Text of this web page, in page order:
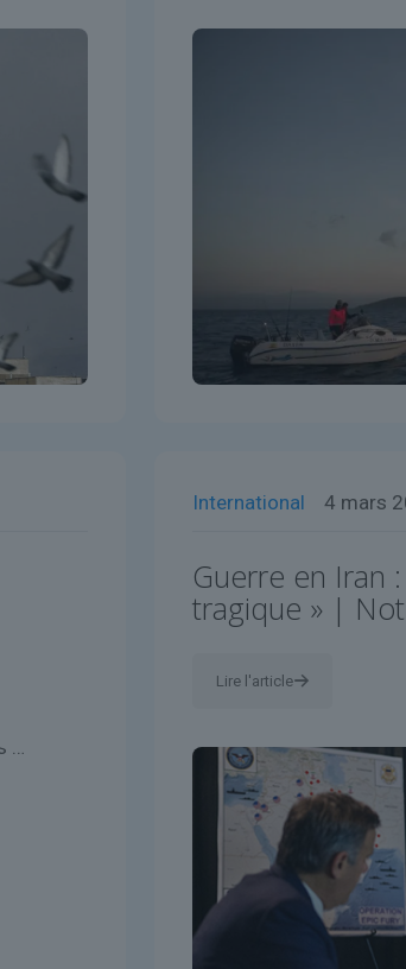
International 4 mars
Guerre en Iran
tragique » |
Lire l'article